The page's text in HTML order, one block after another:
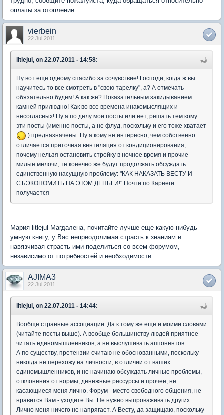
оплаты за отопление.
vierbein
22 Jul 2011
litlejul, on 22.07.2011 - 14:58:
Ну вот еще одному спасибо за сочувствие! Господи, когда ж вы
научитесь то все смотреть в "свою тарелку", а? А отмечать
обязательно будем! А как же? Показательным закидыванием
камней прилюдно! Как во все времена инакомыслящих и
несогласных! Ну а по делу мои посты или нет, решать тем кому
эти посты (именно посты, а не флуд, поскольку и его тоже хватает
) предназначены. Ну а кому не интересно, чем собственно
отличается приточная вентиляция от кондиционирования,
почему нельзя остановить стройку в ночное время и прочие
милые мелочи, те конечно же будут продолжать обсуждать
единственную насущную проблему: "КАК НАКАЗАТЬ ВЕСТУ И
СЪЭКОНОМИТЬ НА ЭТОМ ДЕНЬГИ!" Почти по Карнеги
получается
Мария litlejul Магдалена, почитайте лучше еще какую-нибудь
умную книгу, у Вас непреодолимая страсть к знаниям и
навязчивая страсть ими поделиться со всем форумом,
независимо от потребностей и необходимости.
AJIMA3
22 Jul 2011
litlejul, on 22.07.2011 - 14:44:
Вообще странные ассоциации. Да к тому же еще и моими словами
(читайте посты выше). А вообще большинству людей приятнее
читать единомышленников, а не выслушивать аппонентов.
А по существу, претензии считаю не обоснованными, поскольку
никогда не перехожу на личности, в отличии от ваших
единомышленников, и не начинаю обсуждать личные проблемы,
отклонения от нормы, денежные рессурсы и прочее, не
касающиеся меня лично. Форум - место свободного общения, не
нравится Вам - уходите Вы. Не нужно выпроваживать других.
Лично меня ничего не напрягает. А Весту, да защищаю, поскольку